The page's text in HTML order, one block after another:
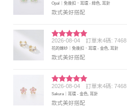
分 5
Opal｜免後扣．耳環 - 綠色, 耳針
款式美好搭配
評分5 滿
分 5
2026-08-04 訂單末4碼: 7468
花的嫁紗｜免後扣．耳環 - 金色, 耳針
款式美好搭配
評分5 滿
分 5
2026-08-04 訂單末4碼: 7468
Sakura｜耳環 - 金色, 耳針
款式美好搭配